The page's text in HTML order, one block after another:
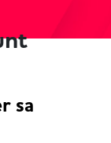
sa